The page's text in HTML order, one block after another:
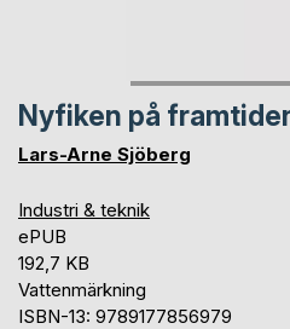
Nyfiken på
Lars-Arne Sjöberg
Industri & teknik
ePUB
192,7 KB
Vattenmärkning
ISBN-13: 9789177856979